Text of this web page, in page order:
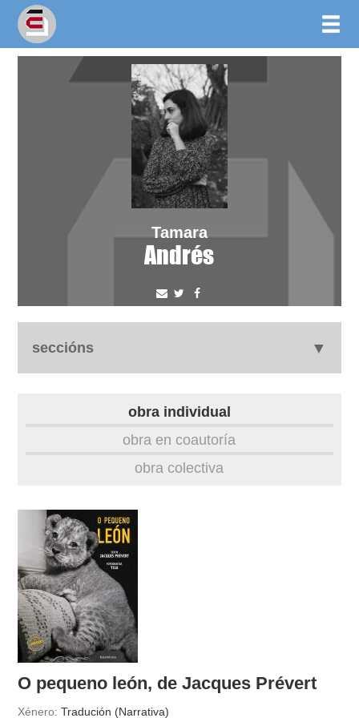
Tamara
Andrés
seccións
videoteca
outros docs
obra individual
obra en coautoría
obra colectiva
O pequeno león, de Jacques Prévert
Xénero: Tradución (Narrativa)